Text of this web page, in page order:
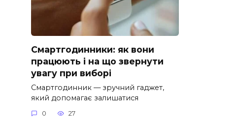
Смартгодинники: як вони
працюють і на що звернути
увагу при виборі
Смартгодинник — зручний гаджет,
який допомагає залишатися
0 27